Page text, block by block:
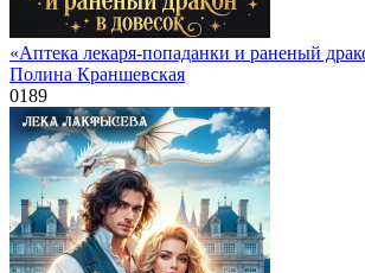
«Аптека лекаря-попаданки и раненый
Полина Краншевская
0189